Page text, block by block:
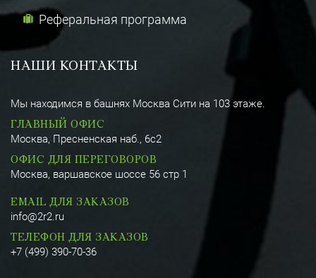
Реферальная программа
НАШИ КОНТАКТЫ
Мы находимся в башнях Москва Сити на 103 этаже.
ГЛАВНЫЙ ОФИС
Москва, Пресненская наб., 6с2
ОФИС ДЛЯ ПЕРЕГОВОРОВ
Москва, варшавское шоссе 56 стр 1
EMAIL ДЛЯ ЗАКАЗОВ
info@2r2.ru
ТЕЛЕФОН ДЛЯ ЗАКАЗОВ
+7 (499) 390-70-36